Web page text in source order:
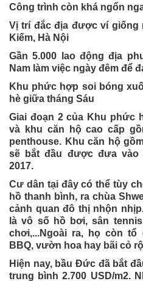
Công trình còn khá ngổn
Vị trí đắc địa được ví giống
Kiếm, Hà Nội
Gần 5.000 lao động địa
Nam làm việc ngày đêm để
Khu phức hợp soi bóng
hè giữa tháng Sáu
Giai đoạn 2 của Khu phức
và khu căn hộ cao cấp
penthouse. Khu căn hộ
sẽ bắt đầu được đưa
2017.
Cư dân tại đây có thể tùy
hồ thanh bình, ra chùa
cảnh quan đô thị nhộn
là vô số hồ bơi, sân
chơi,...Ngoài ra, họ còn
BBQ, vườn hoa hay bãi cỏ
Hiện nay, bầu Đức đã bắt
trung bình 2.700 USD/m2.